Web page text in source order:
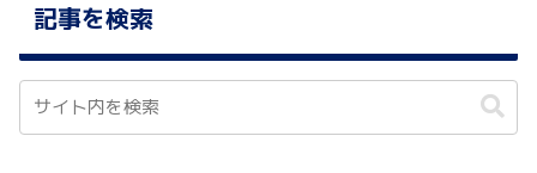
記事を検索